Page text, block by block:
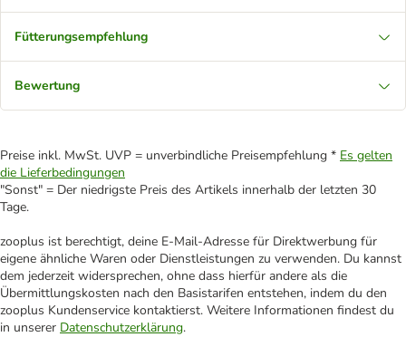
Fütterungsempfehlung
Bewertung
Preise inkl. MwSt. UVP = unverbindliche Preisempfehlung * Es gelten
die Lieferbedingungen
"Sonst" = Der niedrigste Preis des Artikels innerhalb der letzten 30
Tage.
zooplus ist berechtigt, deine E-Mail-Adresse für Direktwerbung für
eigene ähnliche Waren oder Dienstleistungen zu verwenden. Du kannst
dem jederzeit widersprechen, ohne dass hierfür andere als die
Übermittlungskosten nach den Basistarifen entstehen, indem du den
zooplus Kundenservice kontaktierst. Weitere Informationen findest du
in unserer Datenschutzerklärung.